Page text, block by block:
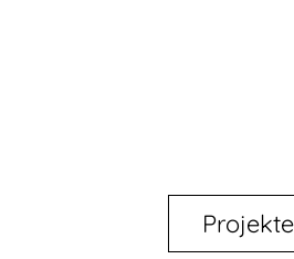
Projekte